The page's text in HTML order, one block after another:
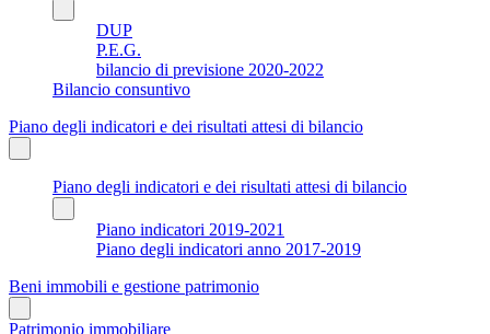
DUP
P.E.G.
bilancio di previsione 2020-2022
Bilancio consuntivo
Piano degli indicatori e dei risultati attesi di bilancio
Piano degli indicatori e dei risultati attesi di bilancio
Piano indicatori 2019-2021
Piano degli indicatori anno 2017-2019
Beni immobili e gestione patrimonio
Patrimonio immobiliare